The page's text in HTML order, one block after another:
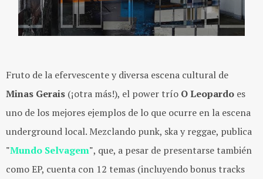
Fruto de la efervescente y diversa escena cultural de
Minas Gerais (¡otra más!), el power trío O Leopardo es
uno de los mejores ejemplos de lo que ocurre en la escena
underground local. Mezclando punk, ska y reggae, publica
"Mundo Selvagem", que, a pesar de presentarse también
como EP, cuenta con 12 temas (incluyendo bonus tracks